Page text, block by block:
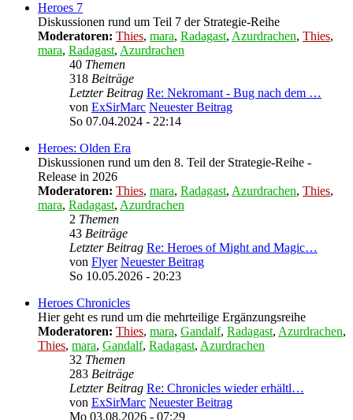
Heroes 7
Diskussionen rund um Teil 7 der Strategie-Reihe
Moderatoren: Thies, mara, Radagast, Azurdrachen, Thies,
mara, Radagast, Azurdrachen
40 Themen
318 Beiträge
Letzter Beitrag Re: Nekromant - Bug nach dem …
von ExSirMarc Neuester Beitrag
So 07.04.2024 - 22:14
Heroes: Olden Era
Diskussionen rund um den 8. Teil der Strategie-Reihe -
Release in 2026
Moderatoren: Thies, mara, Radagast, Azurdrachen, Thies,
mara, Radagast, Azurdrachen
2 Themen
43 Beiträge
Letzter Beitrag Re: Heroes of Might and Magic…
von Flyer Neuester Beitrag
So 10.05.2026 - 20:23
Heroes Chronicles
Hier geht es rund um die mehrteilige Ergänzungsreihe
Moderatoren: Thies, mara, Gandalf, Radagast, Azurdrachen,
Thies, mara, Gandalf, Radagast, Azurdrachen
32 Themen
283 Beiträge
Letzter Beitrag Re: Chronicles wieder erhältl…
von ExSirMarc Neuester Beitrag
Mo 03.08.2026 - 07:29